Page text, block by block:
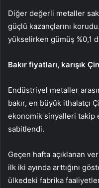
Diğer değerli metaller
güçlü kazançlarını korudu.
yükselirken gümüş %0,1
Bakır fiyatları, karışık
Endüstriyel metaller
bakır, en büyük ithalatçı
ekonomik sinyalleri takip
sabitlendi.
Geçen hafta açıklanan
ilk iki ayında arttığını
ülkedeki fabrika